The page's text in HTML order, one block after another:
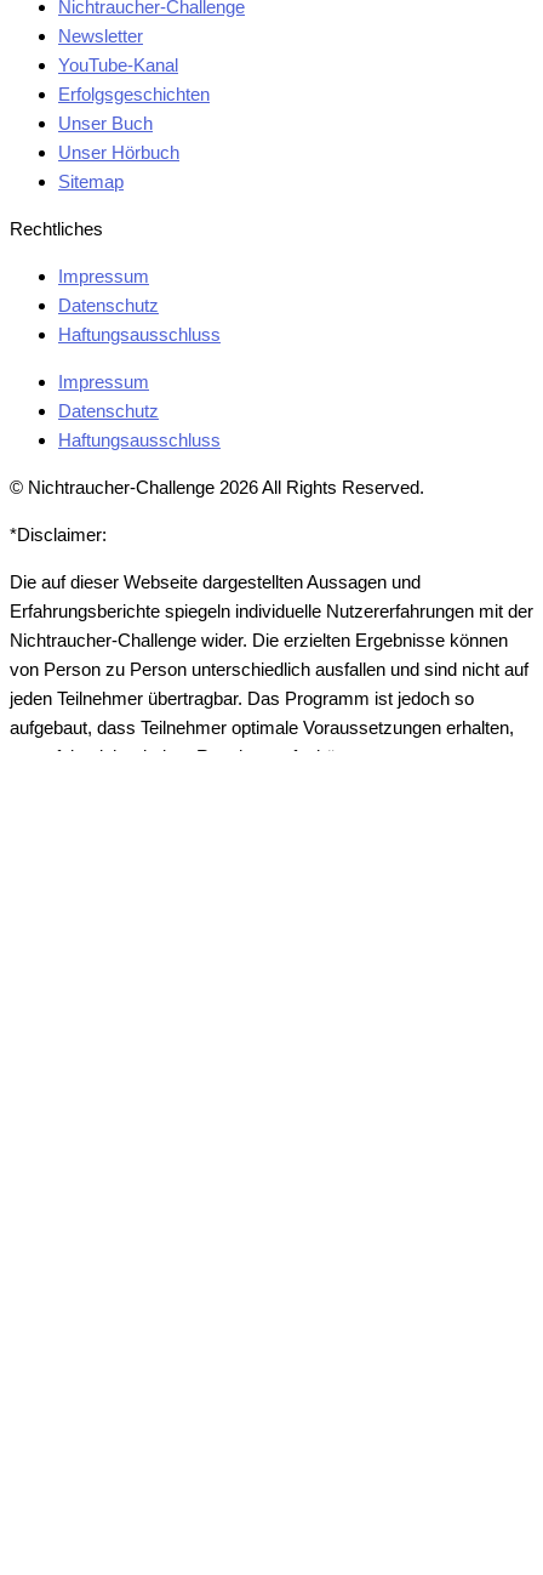
Nichtraucher-Challenge
Newsletter
YouTube-Kanal
Erfolgsgeschichten
Unser Buch
Unser Hörbuch
Sitemap
Rechtliches
Impressum
Datenschutz
Haftungsausschluss
Impressum
Datenschutz
Haftungsausschluss
© Nichtraucher-Challenge 2026 All Rights Reserved.
*Disclaimer:
Die auf dieser Webseite dargestellten Aussagen und
Erfahrungsberichte spiegeln individuelle Nutzererfahrungen mit der
Nichtraucher-Challenge wider. Die erzielten Ergebnisse können
von Person zu Person unterschiedlich ausfallen und sind nicht auf
jeden Teilnehmer übertragbar. Das Programm ist jedoch so
aufgebaut, dass Teilnehmer optimale Voraussetzungen erhalten,
um erfolgreich mit dem Rauchen aufzuhören.